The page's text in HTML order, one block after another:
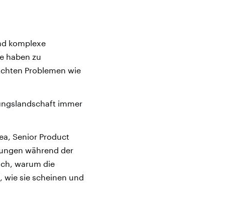
komplexe
haben zu
Problemen wie
immer
Senior Product
während der
warum die
wie sie scheinen und